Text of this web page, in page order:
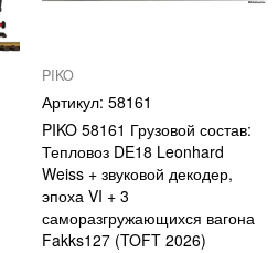
PIKO
58161
PIKO 58161 Грузовой состав:
Тепловоз DE18 Leonhard
Weiss + звуковой декодер,
эпоха VI + 3
саморазгружающихся вагона
Fakks127 (TOFT 2026)